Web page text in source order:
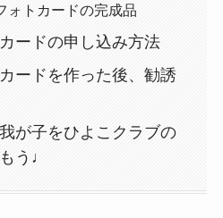
ォトカードの完成品
ードの申し込み方法
ードを作った後、勧誘
が子をひよこクラブの
う♩